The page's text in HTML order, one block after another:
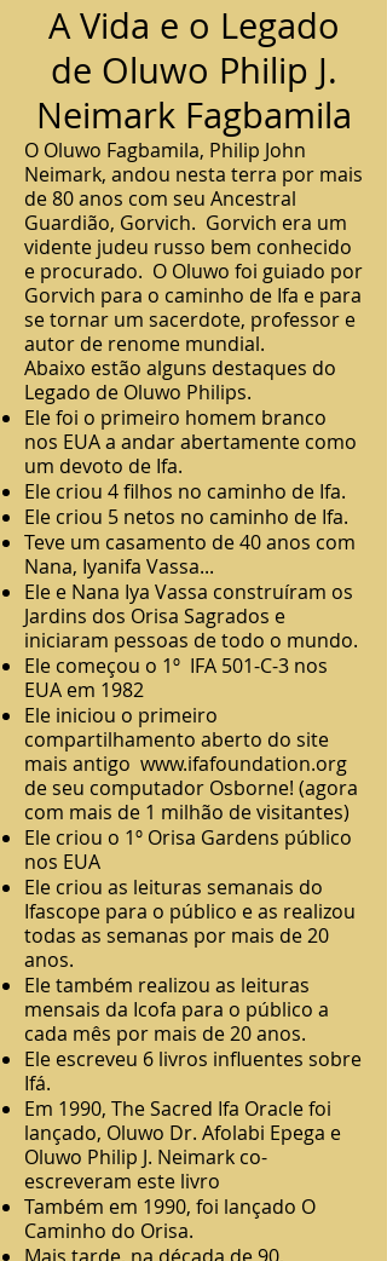
A Vida e o Legado
de Oluwo Philip J.
Neimark Fagbamila
O Oluwo Fagbamila, Philip John
Neimark, andou nesta terra por mais
de 80 anos com seu Ancestral
Guardião, Gorvich. Gorvich era um
vidente judeu russo bem conhecido
e procurado. O Oluwo foi guiado por
Gorvich para o caminho de Ifa e para
se tornar um sacerdote, professor e
autor de renome mundial.
Abaixo estão alguns destaques do
Legado de Oluwo Philips.
Ele foi o primeiro homem branco
nos EUA a andar abertamente como
um devoto de Ifa.
Ele criou 4 filhos no caminho de Ifa.
Ele criou 5 netos no caminho de Ifa.
Teve um casamento de 40 anos com
Nana, Iyanifa Vassa...
Ele e Nana Iya Vassa construíram os
Jardins dos Orisa Sagrados e
iniciaram pessoas de todo o mundo.
Ele começou o 1º IFA 501-C-3 nos
EUA em 1982
Ele iniciou o primeiro
compartilhamento aberto do site
mais antigo www.ifafoundation.org
de seu computador Osborne! (agora
com mais de 1 milhão de visitantes)
Ele criou o 1º Orisa Gardens público
nos EUA
Ele criou as leituras semanais do
Ifascope para o público e as realizou
todas as semanas por mais de 20
anos.
Ele também realizou as leituras
mensais da Icofa para o público a
cada mês por mais de 20 anos.
Ele escreveu 6 livros influentes sobre
Ifá.
Em 1990, The Sacred Ifa Oracle foi
lançado, Oluwo Dr. Afolabi Epega e
Oluwo Philip J. Neimark co-
escreveram este livro
Também em 1990, foi lançado O
Caminho do Orisa.